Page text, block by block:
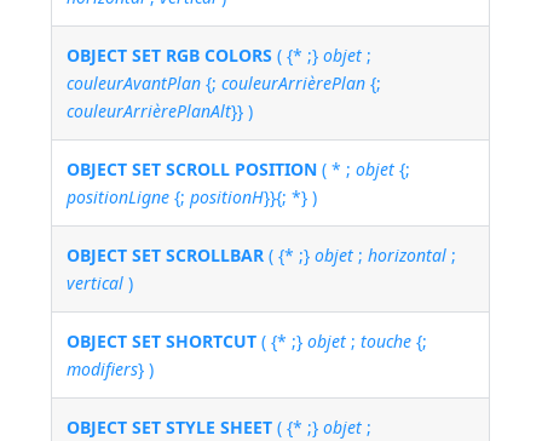
OBJECT SET RGB COLORS ( {* ;}objet ;
couleurAvantPlan {;couleurArrièrePlan {;
couleurArrièrePlanAlt}} )
OBJECT SET SCROLL POSITION ( * ;objet {;
positionLigne {;positionH}}{; *} )
OBJECT SET SCROLLBAR ( {* ;}objet ;horizontal ;
vertical )
OBJECT SET SHORTCUT ( {* ;}objet ;touche {;
modifiers} )
OBJECT SET STYLE SHEET ( {* ;}objet ;